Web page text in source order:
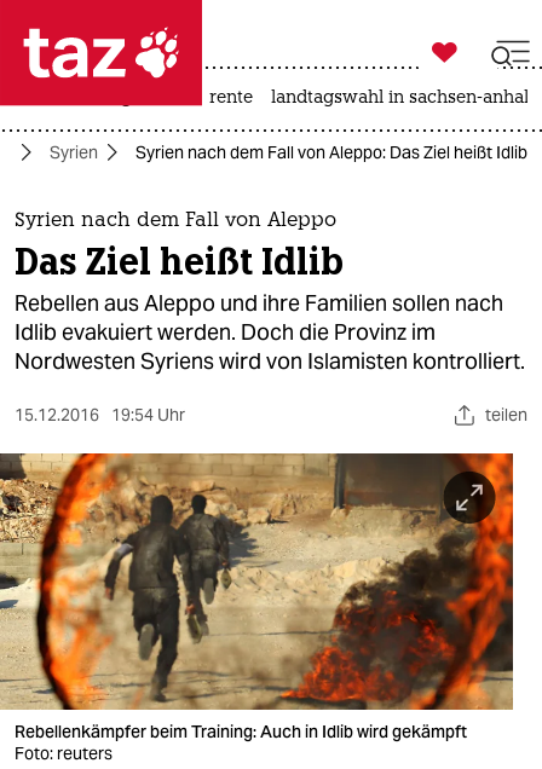
 taz zahl ich
taz zahl ich
themen
politik
öko
sport
berlin
nord
wahrheit
verlag
verlag

taz zahl ich
rente landtagswahl in sachsen-anhalt
Syrien Syrien nach dem Fall von Aleppo: Das Ziel heißt Idlib
Syrien nach dem Fall von Aleppo
Das Ziel heißt Idlib
Rebellen aus Aleppo und ihre Familien sollen nach
Idlib evakuiert werden. Doch die Provinz im
Nordwesten Syriens wird von Islamisten kontrolliert.
15.12.2016 19:54 Uhr teilen
Rebellenkämpfer beim Training: Auch in Idlib wird gekämpft
Foto: reuters